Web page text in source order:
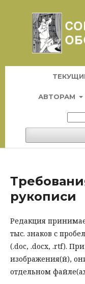
АВТОРАМ
рукописи
Редакция
тыс. знаков с
(.doc, .docx, .rtf).
изображения(й),
отдельном